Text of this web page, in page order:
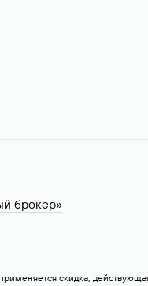
брокер»
скидка,